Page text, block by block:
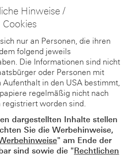
Hinweise /
Cookies
nur an Personen, die ihren
folgend jeweils
Die Informationen sind nicht
oder Personen mit
in den USA bestimmt,
regelmäßig nicht nach
worden sind.
dargestellten Inhalte stellen
Sie die Werbehinweise,
" am Ende der
sind sowie die "Rechtlichen